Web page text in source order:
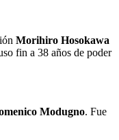
Morihiro Hosokawa
fin a 38 años de poder
Modugno. Fue